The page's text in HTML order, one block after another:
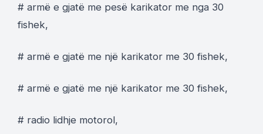
# armë e gjatë me pesë karikator me nga 30
fishek,
# armë e gjatë me një karikator me 30 fishek,
# armë e gjatë me një karikator me 30 fishek,
# radio lidhje motorol,